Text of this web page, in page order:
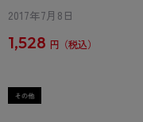
2017年7月8日
1,528 円